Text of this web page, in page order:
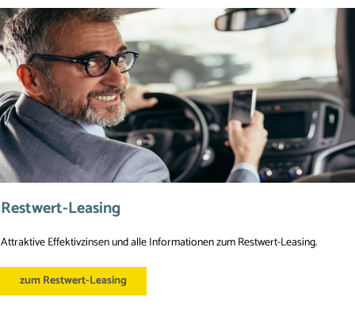
Restwert-Leasing
Attraktive Effektivzinsen und alle Informationen zum Restwert-Leasing.
zum Restwert-Leasing